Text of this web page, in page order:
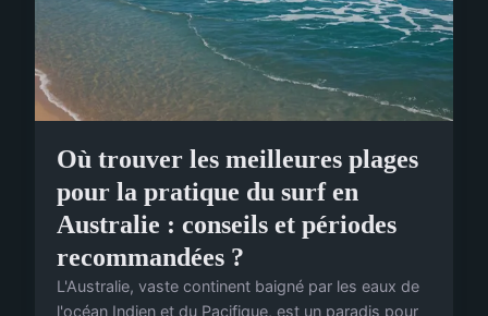
Où trouver les meilleures plages
pour la pratique du surf en
Australie : conseils et périodes
recommandées ?
L'Australie, vaste continent baigné par les eaux de
l'océan Indien et du Pacifique, est un paradis pour